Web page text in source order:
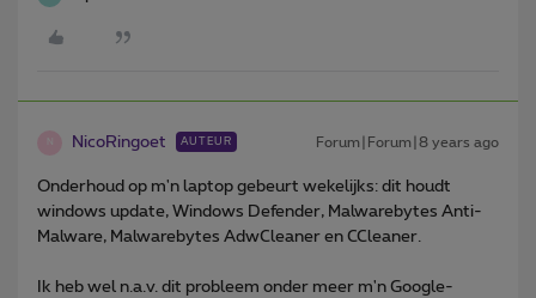
NicoRingoet AUTEUR Forum|Forum|8 years ago
Onderhoud op m'n laptop gebeurt wekelijks: dit houdt
windows update, Windows Defender, Malwarebytes Anti-
Malware, Malwarebytes AdwCleaner en CCleaner.
Ik heb wel n.a.v. dit probleem onder meer m'n Google-